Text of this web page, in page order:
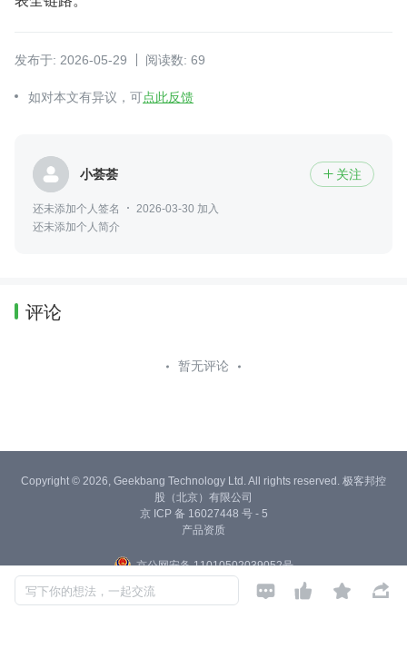
发布于: 2026-05-29 阅读数: 69
如对本文有异议，可点此反馈
小荟荟  关注
还未添加个人签名
2026-03-30 加入
还未添加个人简介
评论
暂无评论
写下你的想法，一起交流    
Copyright © 2026, Geekbang Technology Ltd. All rights reserved. 极客邦控
股（北京）有限公司
京 ICP 备 16027448 号 - 5
产品资质
京公网安备 11010502039052号